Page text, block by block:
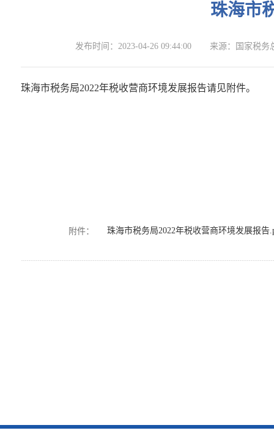
珠海市
发布时间： 2023-04-26 09:44:00 来源： 国家税务
珠海市税务局2022年税收营商环境发展报告请见附件。
附件： 珠海市税务局2022年税收营商环境发展报告